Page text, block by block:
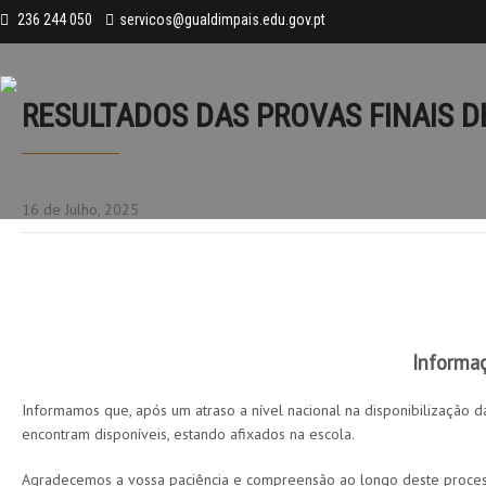
236 244 050 servicos@gualdimpais.edu.gov.pt
RESULTADOS DAS PROVAS FINAIS
16 de Julho, 2025
Informamos que, após um atraso a nível nacional na disponibilização
encontram disponíveis, estando afixados na escola.
Agradecemos a vossa paciência e compreensão ao longo deste